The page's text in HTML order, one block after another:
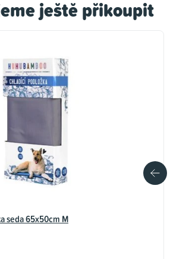
ještě přikoupit
seda 65x50cm M